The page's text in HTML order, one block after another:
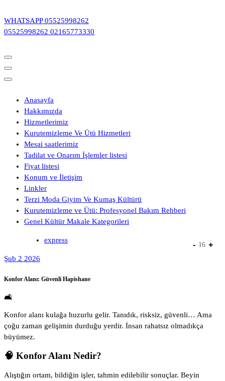
geç
WHATSAPP 05525998262
05525998262 02165773330
Anasayfa
Hakkımızda
Hizmetlerimiz
Kurutemizleme Ve Ütü Hizmetleri
Mesai saatlerimiz
Tadilat ve Onarım İşlemler listesi
Fiyat listesi
Konum ve İletişim
Linkler
Terzi Moda Giyim Ve Kumaş Kültürü
Kurutemizleme ve Ütü: Profesyonel Bakım Rehberi
Genel Kültür Makale Kategorileri
express
Şub 2 2026
Konfor Alanı: Güvenli Hapishane
🛋️
Konfor alanı kulağa huzurlu gelir. Tanıdık, risksiz, güvenli… Ama
çoğu zaman gelişimin durduğu yerdir. İnsan rahatsız olmadıkça
büyümez.
🧠 Konfor Alanı Nedir?
Alıştığın ortam, bildiğin işler, tahmin edilebilir sonuçlar. Beyin
- 16 +